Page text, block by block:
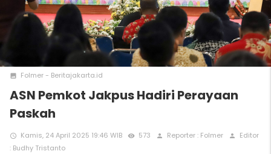
photo Folmer - Beritajakarta.id
ASN Pemkot Jakpus Hadiri Perayaan
Paskah
access_time Kamis, 24 April 2025 19:46 WIB remove_red_eye 573 person Reporter : Folmer person
Editor
: Budhy Tristanto